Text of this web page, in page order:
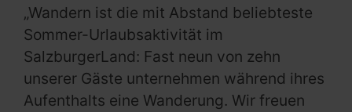
„Wandern ist die mit Abstand beliebteste
Sommer-Urlaubsaktivität im
SalzburgerLand: Fast neun von zehn
unserer Gäste unternehmen während ihres
Aufenthalts eine Wanderung. Wir freuen